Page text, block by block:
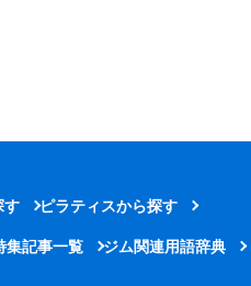
す ピラティスから探す
集記事一覧 ジム関連用語辞典